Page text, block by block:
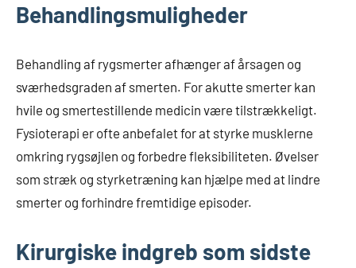
Behandlingsmuligheder
Behandling af rygsmerter afhænger af årsagen og
sværhedsgraden af smerten. For akutte smerter kan
hvile og smertestillende medicin være tilstrækkeligt.
Fysioterapi er ofte anbefalet for at styrke musklerne
omkring rygsøjlen og forbedre fleksibiliteten. Øvelser
som stræk og styrketræning kan hjælpe med at lindre
smerter og forhindre fremtidige episoder.
Kirurgiske indgreb som sidste